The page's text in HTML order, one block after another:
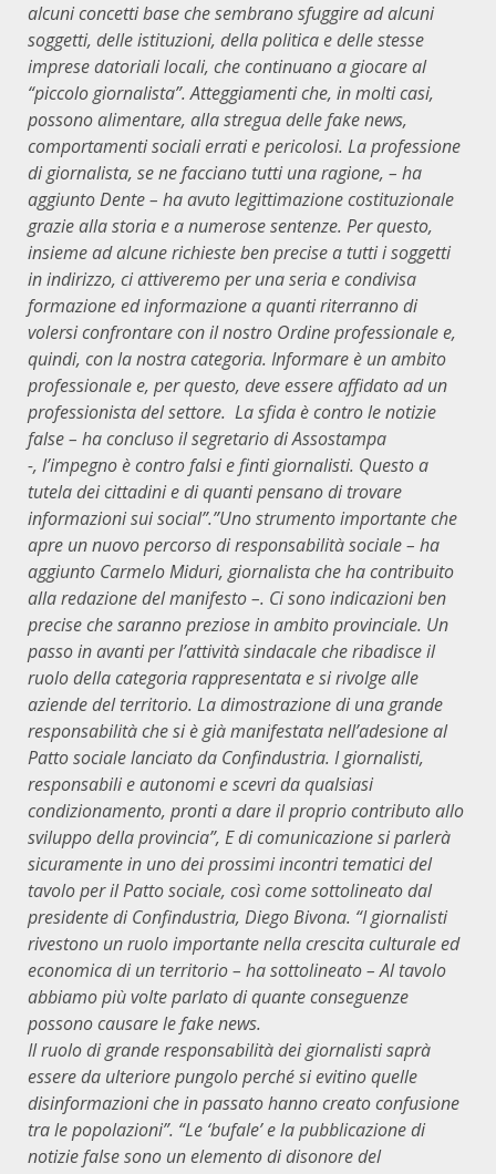
alcuni concetti base che sembrano sfuggire ad alcuni
soggetti, delle istituzioni, della politica e delle stesse
imprese datoriali locali, che continuano a giocare al
“piccolo giornalista”. Atteggiamenti che, in molti casi,
possono alimentare, alla stregua delle fake news,
comportamenti sociali errati e pericolosi. La professione
di giornalista, se ne facciano tutti una ragione, – ha
aggiunto Dente – ha avuto legittimazione costituzionale
grazie alla storia e a numerose sentenze. Per questo,
insieme ad alcune richieste ben precise a tutti i soggetti
in indirizzo, ci attiveremo per una seria e condivisa
formazione ed informazione a quanti riterranno di
volersi confrontare con il nostro Ordine professionale e,
quindi, con la nostra categoria. Informare è un ambito
professionale e, per questo, deve essere affidato ad un
professionista del settore. La sfida è contro le notizie
false – ha concluso il segretario di Assostampa
-, l’impegno è contro falsi e finti giornalisti. Questo a
tutela dei cittadini e di quanti pensano di trovare
informazioni sui social”.”Uno strumento importante che
apre un nuovo percorso di responsabilità sociale– ha
aggiunto Carmelo Miduri, giornalista che ha contribuito
alla redazione del manifesto –. Ci sono indicazioni ben
precise che saranno preziose in ambito provinciale. Un
passo in avanti per l’attività sindacale che ribadisce il
ruolo della categoria rappresentata e si rivolge alle
aziende del territorio. La dimostrazione di una grande
responsabilità che si è già manifestata nell’adesione al
Patto sociale lanciato da Confindustria. I giornalisti,
responsabili e autonomi e scevri da qualsiasi
condizionamento, pronti a dare il proprio contributo allo
sviluppo della provincia”, E di comunicazione si parlerà
sicuramente in uno dei prossimi incontri tematici del
tavolo per il Patto sociale, così come sottolineato dal
presidente di Confindustria, Diego Bivona. “I giornalisti
rivestono un ruolo importante nella crescita culturale ed
economica di un territorio– ha sottolineato –Al tavolo
abbiamo più volte parlato di quante conseguenze
possono causare le fake news.
Il ruolo di grande responsabilità dei giornalisti saprà
essere da ulteriore pungolo perché si evitino quelle
disinformazioni che in passato hanno creato confusione
tra le popolazioni”. “Le ‘bufale’ e la pubblicazione di
notizie false sono un elemento di disonore del